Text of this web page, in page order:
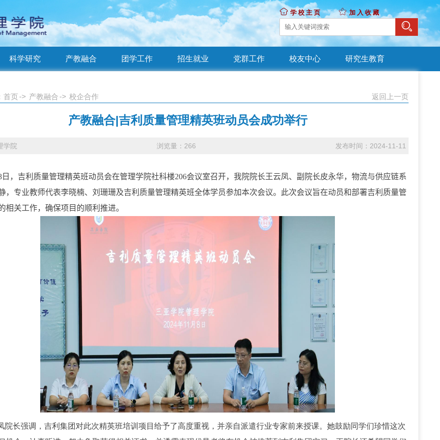
学校主页 加入收藏
科学研究 产教融合 团学工作 招生就业 党群工作 校友中心 研究生教育
首页-> 产教融合-> 校企合作 返回上一页
产教融合|吉利质量管理精英班动员会成功举行
学院 浏览量： 266 发布时间：2024-11-11
日，吉利质量管理精英班动员会在管理学院社科楼206会议室召开，我院院长王云凤、副院长皮永华，物流与供应链系
，专业教师代表李晓楠、刘珊珊及吉利质量管理精英班全体学员参加本次会议。此次会议旨在动员和部署吉利质量管
相关工作，确保项目的顺利推进。
院长强调，吉利集团对此次精英班培训项目给予了高度重视，并亲自派遣行业专家前来授课。她鼓励同学们珍惜这次